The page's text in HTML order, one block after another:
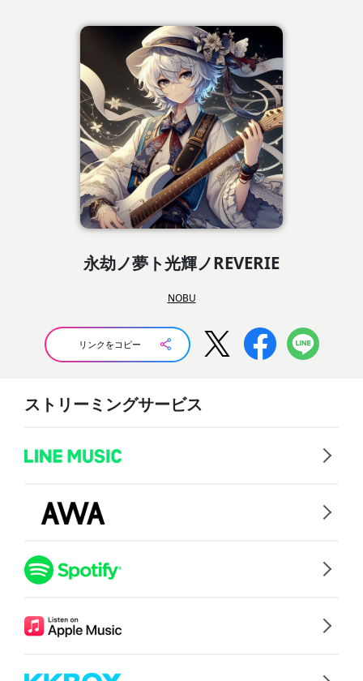
永劫ノ夢ト光輝ノREVERIE
NOBU
リンクをコピー
ストリーミングサービス